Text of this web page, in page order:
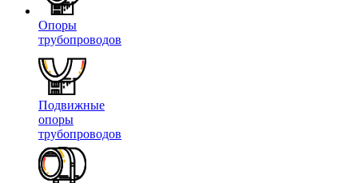
Опоры
трубопроводов
Подвижные
опоры
трубопроводов